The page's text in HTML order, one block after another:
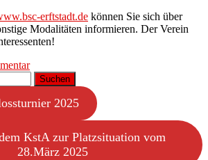
erftstadt.de können Sie sich über
Modalitäten informieren. Der Verein
2025
KstA zur Platzsituation vom
28.März 2025